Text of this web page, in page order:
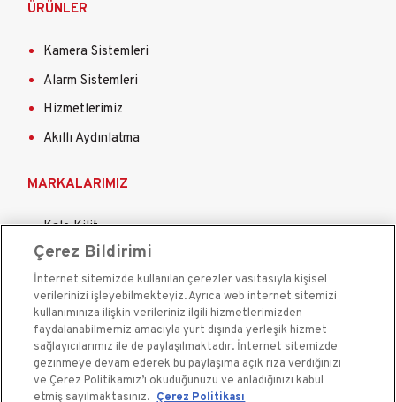
ÜRÜNLER
Kamera Sistemleri
Alarm Sistemleri
Hizmetlerimiz
Akıllı Aydınlatma
MARKALARIMIZ
Kale Kilit
Kale Çelik Kapı
Kale Çelik Kasa
Kale Kapı Pencere Sistemleri
Kale Sigorta
Çerez Bildirimi
İnternet sitemizde kullanılan çerezler vasıtasıyla kişisel
verilerinizi işleyebilmekteyiz. Ayrıca web internet sitemizi
kullanımınıza ilişkin verileriniz ilgili hizmetlerimizden
faydalanabilmemiz amacıyla yurt dışında yerleşik hizmet
sağlayıcılarımız ile de paylaşılmaktadır. İnternet sitemizde
gezinmeye devam ederek bu paylaşıma açık rıza verdiğinizi
ve Çerez Politikamız’ı okuduğunuzu ve anladığınızı kabul
etmiş sayılmaktasınız. Çerez Politikası